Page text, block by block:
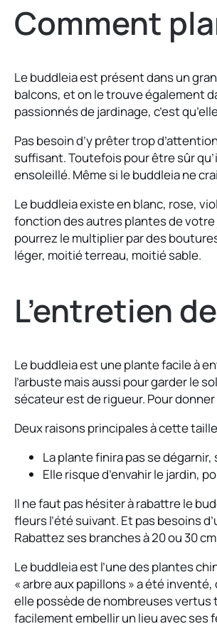
Comment
Le buddleia est présent dans un
balcons, et on le trouve également
passionnés de jardinage, c’est
Pas besoin d’y prêter trop
suffisant. Toutefois pour être sûr
ensoleillé. Même si le buddleia ne
Le buddleia existe en blanc, rose,
fonction des autres plantes de votre
pourrez le multiplier par des
léger, moitié terreau, moitié sable.
L’entretien
Le buddleia est une plante facile à
l’arbuste mais aussi pour garder le
sécateur est de rigueur. Pour
Deux raisons principales à cette
La plante finira pas se
Elle risque d’envahir le jardin,
Il ne faut pas hésiter à rabattre le
fleurs l’été suivant. Et pas besoins
Rabattez ses branches à 20 ou 30
Le buddleia est l’une des plantes
« arbre aux papillons » a été
elle possède de nombreuses
facilement embellir un lieu avec